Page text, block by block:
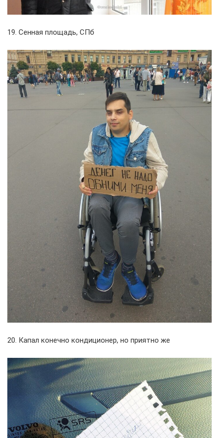
19. Сенная площадь, СПб
20. Капал конечно кондиционер, но приятно же